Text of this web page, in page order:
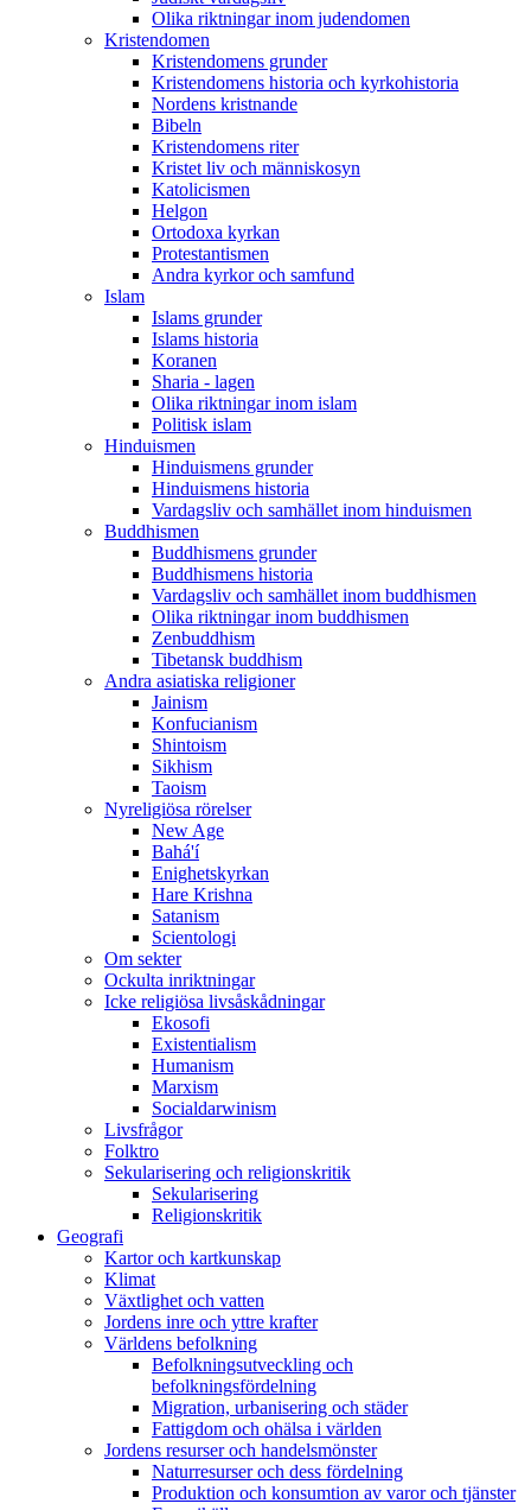
Olika riktningar inom judendomen
Kristendomen
Kristendomens grunder
Kristendomens historia och kyrkohistoria
Nordens kristnande
Bibeln
Kristendomens riter
Kristet liv och människosyn
Katolicismen
Helgon
Ortodoxa kyrkan
Protestantismen
Andra kyrkor och samfund
Islam
Islams grunder
Islams historia
Koranen
Sharia - lagen
Olika riktningar inom islam
Politisk islam
Hinduismen
Hinduismens grunder
Hinduismens historia
Vardagsliv och samhället inom hinduismen
Buddhismen
Buddhismens grunder
Buddhismens historia
Vardagsliv och samhället inom buddhismen
Olika riktningar inom buddhismen
Zenbuddhism
Tibetansk buddhism
Andra asiatiska religioner
Jainism
Konfucianism
Shintoism
Sikhism
Taoism
Nyreligiösa rörelser
New Age
Bahá'í
Enighetskyrkan
Hare Krishna
Satanism
Scientologi
Om sekter
Ockulta inriktningar
Icke religiösa livsåskådningar
Ekosofi
Existentialism
Humanism
Marxism
Socialdarwinism
Livsfrågor
Folktro
Sekularisering och religionskritik
Sekularisering
Religionskritik
Geografi
Kartor och kartkunskap
Klimat
Växtlighet och vatten
Jordens inre och yttre krafter
Världens befolkning
Befolkningsutveckling och
befolkningsfördelning
Migration, urbanisering och städer
Fattigdom och ohälsa i världen
Jordens resurser och handelsmönster
Naturresurser och dess fördelning
Produktion och konsumtion av varor och tjänster